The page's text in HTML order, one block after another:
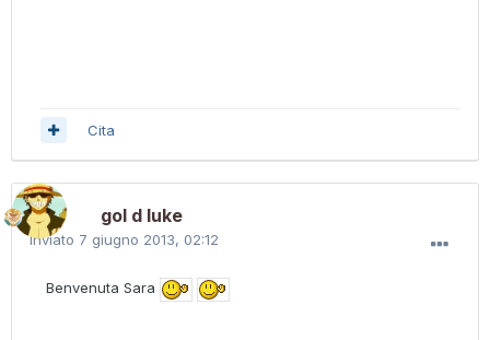
Cita
gol d luke
Inviato 7 giugno 2013, 02:12
Benvenuta Sara